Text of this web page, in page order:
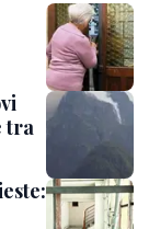
tra